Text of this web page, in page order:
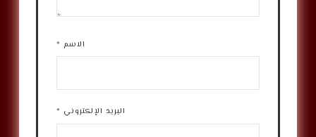
الاسم *
البريد الإلكتروني *